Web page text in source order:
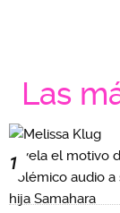
Las
1